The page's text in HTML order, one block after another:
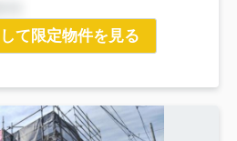
て限定物件を見る